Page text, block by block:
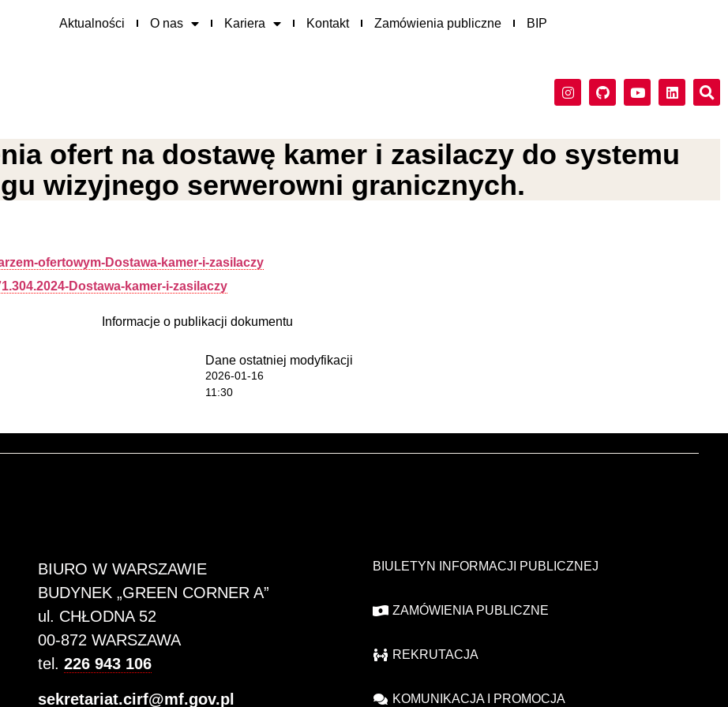
Aktualności O nas Kariera Kontakt Zamówienia publiczne BIP
ofert na dostawę kamer i zasilaczy do systemu
wizyjnego serwerowni granicznych.
ofertowym-Dostawa-kamer-i-zasilaczy
Dostawa-kamer-i-zasilaczy
Informacje o publikacji dokumentu
Dane ostatniej modyfikacji
2026-01-16
11:30
BIURO W WARSZAWIE
BUDYNEK „GREEN CORNER A”
ul. CHŁODNA 52
00-872 WARSZAWA
tel.226 943 106
sekretariat.cirf@mf.gov.pl
BIULETYN INFORMACJI PUBLICZNEJ
ZAMÓWIENIA PUBLICZNE
REKRUTACJA
KOMUNIKACJA I PROMOCJA